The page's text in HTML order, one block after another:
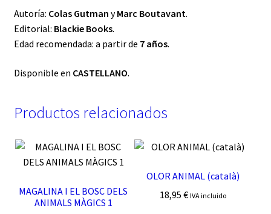
Autoría: Colas Gutman y Marc Boutavant.
Editorial: Blackie Books.
Edad recomendada: a partir de 7 años.
Disponible en CASTELLANO.
Productos relacionados
MAGALINA I EL BOSC DELS
ANIMALS MÀGICS 1
OLOR ANIMAL (català)
18,95 € IVA incluido